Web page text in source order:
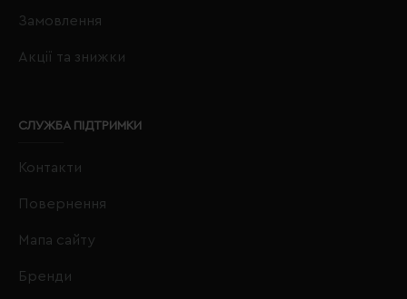
Замовлення
Акції та знижки
СЛУЖБА ПІДТРИМКИ
Контакти
Повернення
Мапа сайту
Бренди